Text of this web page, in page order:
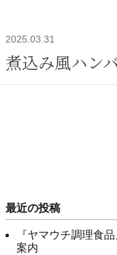
2025.03.31
煮込み風ハン
最近の投稿
『ヤマウチ調理食
案内